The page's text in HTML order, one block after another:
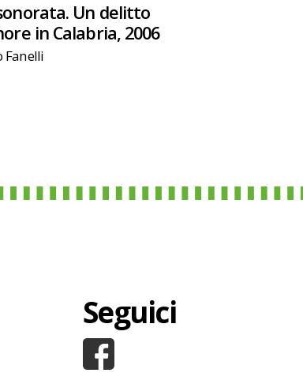
Un delitto
in Calabria, 2006
Fanelli
Seguici